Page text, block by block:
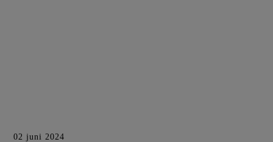
02 juni 2024